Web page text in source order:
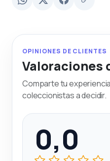
OPINIONES DE CLIENTES
Valoraciones
Comparte tu
coleccionistas a decidir.
0,0